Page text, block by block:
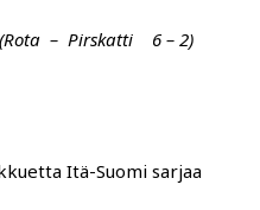
(Rota – Pirskatti 6 – 2)
Itä-Suomi sarjaa